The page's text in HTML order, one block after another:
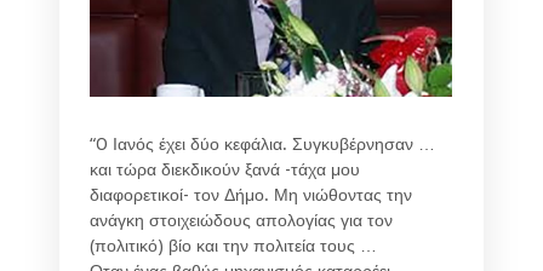
“O Ιανός έχει δύο κεφάλια. Συγκυβέρνησαν …
και τώρα διεκδικούν ξανά -τάχα μου
διαφορετικοί- τον Δήμο. Μη νιώθοντας την
ανάγκη στοιχειώδους απολογίας για τον
(πολιτικό) βίο και την πολιτεία τους …